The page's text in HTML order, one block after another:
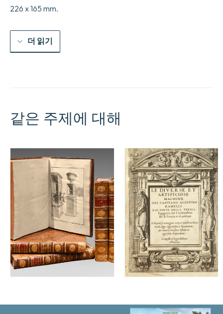
terrene,
occerrere
gli
226 x 165 mm.
더 읽기
같은 주제에 대해